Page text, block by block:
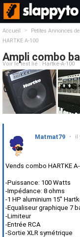
Accueil > Petites Annonces
HARTKE A-100
Ampli combo
Voir le test lié : Hartke-A-100
Matmat79 • il
Vends combo HARTKE
-Puissance: 100 Watts
-Impédance: 8 ohms
-1 HP aluminium 15"
-Equaliseur graphique 7
-Limiteur
-Entrée RCA
-Sortie XLR symétrique